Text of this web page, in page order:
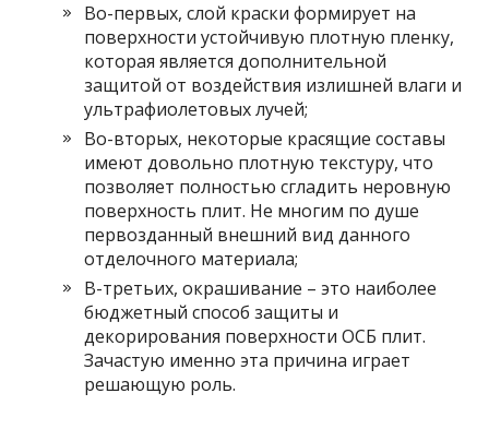
Во-первых, слой краски формирует на
поверхности устойчивую плотную пленку,
которая является дополнительной
защитой от воздействия излишней влаги и
ультрафиолетовых лучей;
Во-вторых, некоторые красящие составы
имеют довольно плотную текстуру, что
позволяет полностью сгладить неровную
поверхность плит. Не многим по душе
первозданный внешний вид данного
отделочного материала;
В-третьих, окрашивание – это наиболее
бюджетный способ защиты и
декорирования поверхности ОСБ плит.
Зачастую именно эта причина играет
решающую роль.